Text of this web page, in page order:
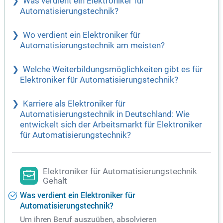
Automatisierungstechnik?
Wo verdient ein Elektroniker für
Automatisierungstechnik am meisten?
Welche Weiterbildungsmöglichkeiten gibt es für
Elektroniker für Automatisierungstechnik?
Karriere als Elektroniker für
Automatisierungstechnik in Deutschland: Wie
entwickelt sich der Arbeitsmarkt für Elektroniker
für Automatisierungstechnik?
Elektroniker für Automatisierungstechnik
Gehalt
Was verdient ein Elektroniker für
Automatisierungstechnik?
Um ihren Beruf auszuüben, absolvieren